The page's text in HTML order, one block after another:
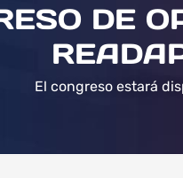
DE
El congreso estará